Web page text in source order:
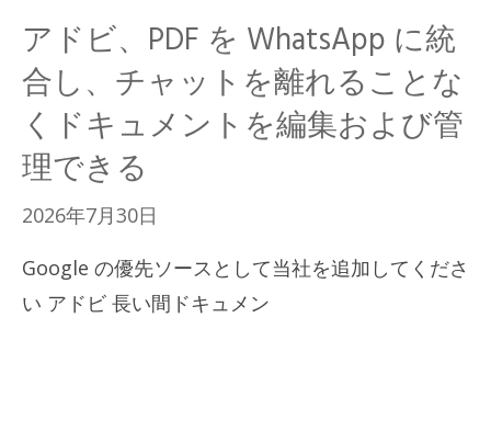
アドビ、PDF を WhatsApp に統
合し、チャットを離れることな
くドキュメントを編集および管
理できる
2026年7月30日
Google の優先ソースとして当社を追加してくださ
い アドビ 長い間ドキュメン